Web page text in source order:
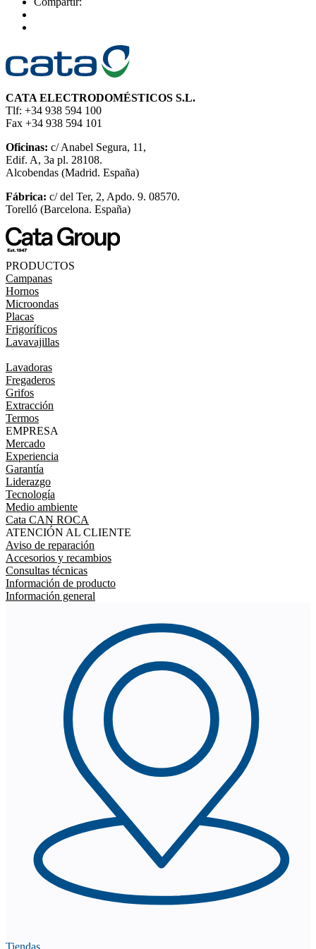
CATA ELECTRODOMÉSTICOS S.L.
Tlf: +34 938 594 100
Fax +34 938 594 101
Oficinas: c/ Anabel Segura, 11,
Edif. A, 3a pl. 28108.
Alcobendas (Madrid. España)
Fábrica: c/ del Ter, 2, Apdo. 9. 08570.
Torelló (Barcelona. España)
PRODUCTOS
Campanas
Hornos
Microondas
Placas
Frigoríficos
Lavavajillas
Lavadoras
Fregaderos
Grifos
Extracción
Termos
EMPRESA
Mercado
Experiencia
Garantía
Liderazgo
Tecnología
Medio ambiente
Cata CAN ROCA
ATENCIÓN AL CLIENTE
Aviso de reparación
Accesorios y recambios
Consultas técnicas
Información de producto
Información general
Tiendas